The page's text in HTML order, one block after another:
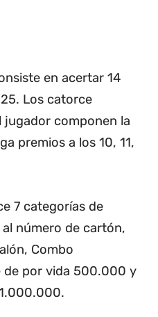
en acertar 14
Los catorce
jugador componen la
premios a los 10, 11,
7 categorías de
número de cartón,
Combo
de por vida 500.000 y